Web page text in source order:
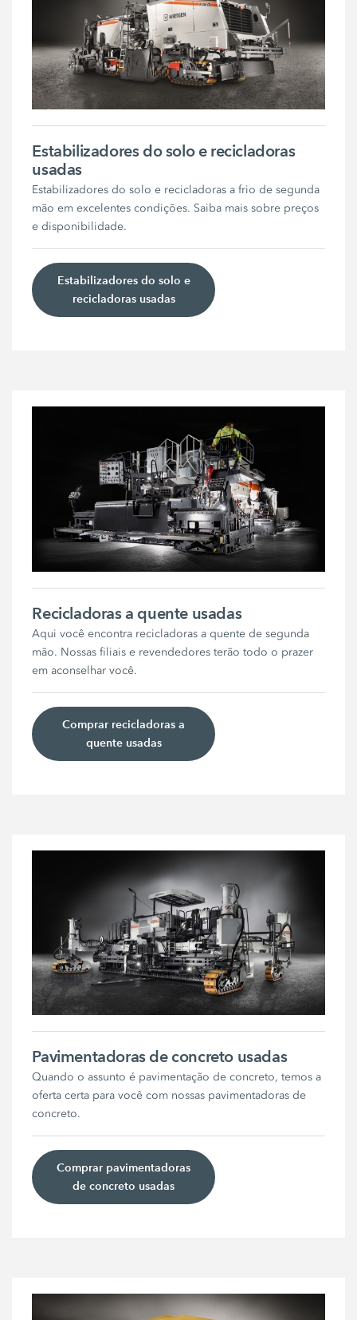
Estabilizadores do solo e recicladoras
usadas
Estabilizadores do solo e recicladoras a frio de segunda
mão em excelentes condições. Saiba mais sobre preços
e disponibilidade.
Estabilizadores do solo e
recicladoras usadas
Recicladoras a quente usadas
Aqui você encontra recicladoras a quente de segunda
mão. Nossas filiais e revendedores terão todo o prazer
em aconselhar você.
Comprar recicladoras a
quente usadas
Pavimentadoras de concreto usadas
Quando o assunto é pavimentação de concreto, temos a
oferta certa para você com nossas pavimentadoras de
concreto.
Comprar pavimentadoras
de concreto usadas